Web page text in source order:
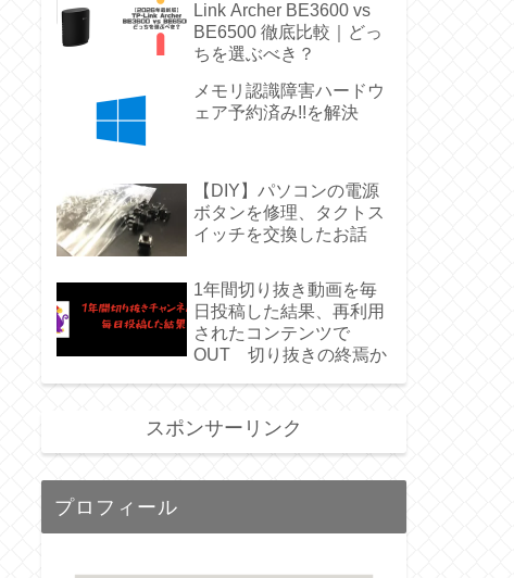
Link Archer BE3600 vs
BE6500 徹底比較｜どっ
ちを選ぶべき？
メモリ認識障害ハードウ
ェア予約済み!!を解決
【DIY】パソコンの電源
ボタンを修理、タクトス
イッチを交換したお話
1年間切り抜き動画を毎
日投稿した結果、再利用
されたコンテンツで
OUT 切り抜きの終焉か
スポンサーリンク
プロフィール